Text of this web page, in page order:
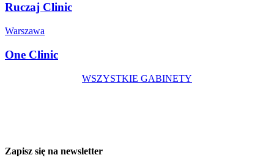
Ruczaj Clinic
Warszawa
One Clinic
WSZYSTKIE GABINETY
Zapisz się na newsletter